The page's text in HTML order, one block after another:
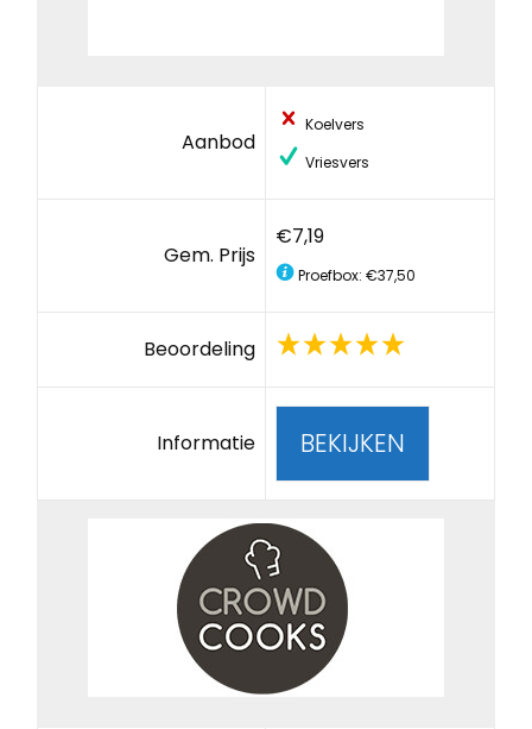
Aanbod
Koelvers
Vriesvers
Gem. Prijs
€7,19
Proefbox: €37,50
Beoordeling
Informatie BEKIJKEN